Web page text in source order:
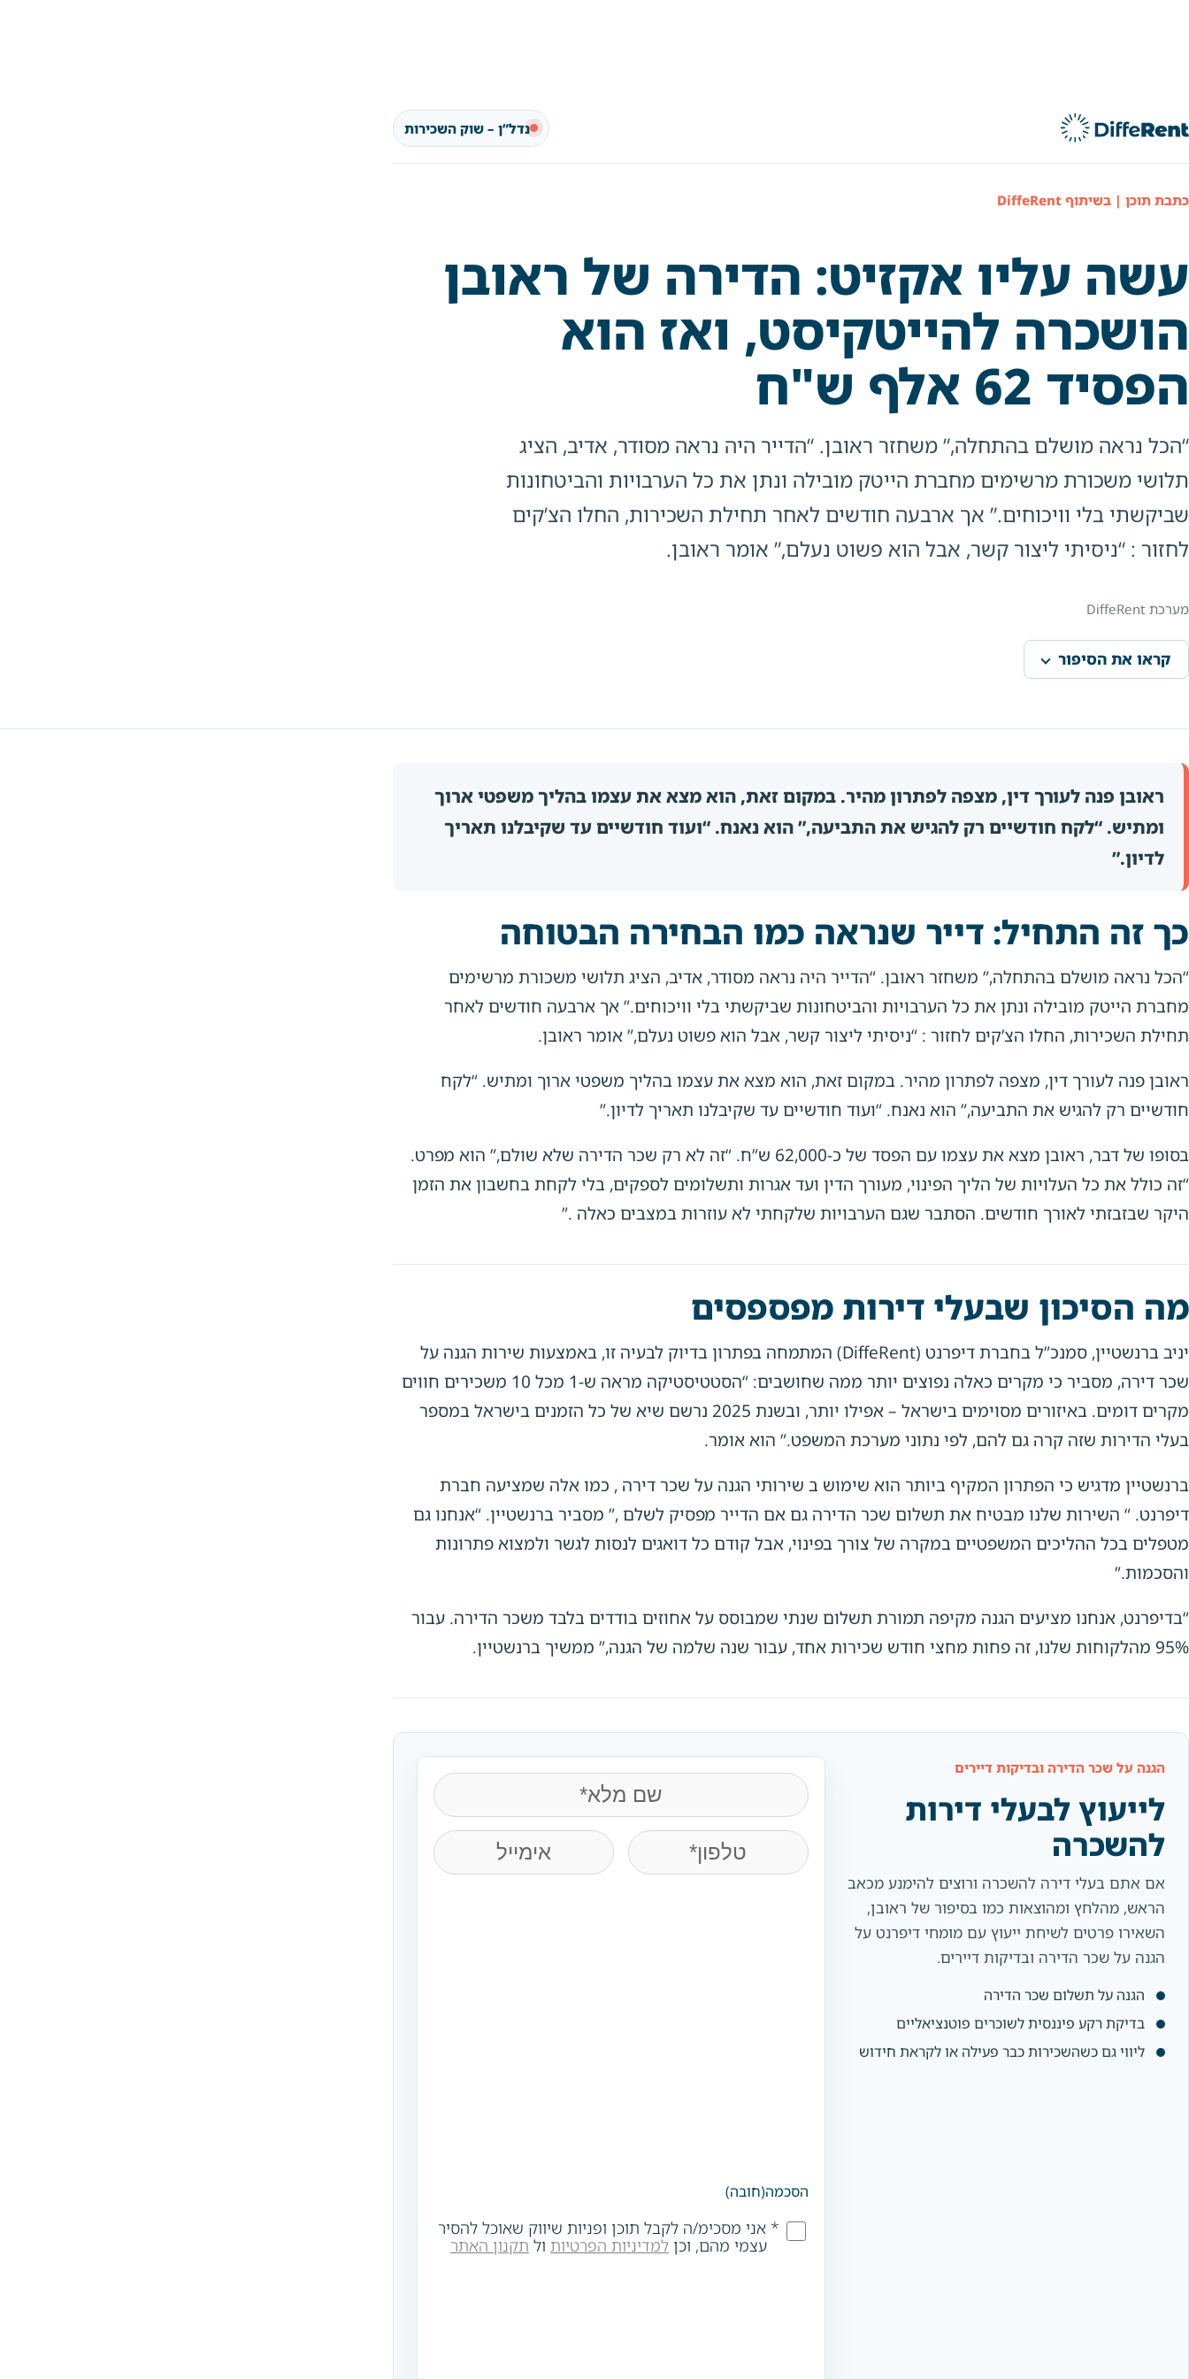
נדל”ן – שוק השכירות
כתבת תוכן | בשיתוף DiffeRent
עשה עליו אקזיט: הדירה של ראובן
הושכרה להייטקיסט, ואז הוא
הפסיד 62 אלף ש"ח
“הכל נראה מושלם בהתחלה,” משחזר ראובן. “הדייר היה נראה מסודר, אדיב, הציג
תלושי משכורת מרשימים מחברת הייטק מובילה ונתן את כל הערבויות והביטחונות
שביקשתי בלי וויכוחים.” אך ארבעה חודשים לאחר תחילת השכירות, החלו הצ’קים
לחזור : “ניסיתי ליצור קשר, אבל הוא פשוט נעלם,” אומר ראובן.
מערכת DiffeRent
קראו את הסיפור
ראובן פנה לעורך דין, מצפה לפתרון מהיר. במקום זאת, הוא מצא את עצמו בהליך משפטי ארוך
ומתיש. “לקח חודשיים רק להגיש את התביעה,” הוא נאנח. “ועוד חודשיים עד שקיבלנו תאריך
לדיון.”
כך זה התחיל: דייר שנראה כמו הבחירה הבטוחה
“הכל נראה מושלם בהתחלה,” משחזר ראובן. “הדייר היה נראה מסודר, אדיב, הציג תלושי משכורת מרשימים
מחברת הייטק מובילה ונתן את כל הערבויות והביטחונות שביקשתי בלי וויכוחים.” אך ארבעה חודשים לאחר
תחילת השכירות, החלו הצ’קים לחזור : “ניסיתי ליצור קשר, אבל הוא פשוט נעלם,” אומר ראובן.
ראובן פנה לעורך דין, מצפה לפתרון מהיר. במקום זאת, הוא מצא את עצמו בהליך משפטי ארוך ומתיש. “לקח
חודשיים רק להגיש את התביעה,” הוא נאנח. “ועוד חודשיים עד שקיבלנו תאריך לדיון.”
בסופו של דבר, ראובן מצא את עצמו עם הפסד של כ-62,000 ש”ח. “זה לא רק שכר הדירה שלא שולם,” הוא מפרט.
“זה כולל את כל העלויות של הליך הפינוי, מעורך הדין ועד אגרות ותשלומים לספקים, בלי לקחת בחשבון את הזמן
היקר שבזבזתי לאורך חודשים. הסתבר שגם הערבויות שלקחתי לא עוזרות במצבים כאלה .”
מה הסיכון שבעלי דירות מפספסים
יניב ברנשטיין, סמנכ”ל בחברת דיפרנט (DiffeRent) המתמחה בפתרון בדיוק לבעיה זו, באמצעות שירות הגנה על
שכר דירה, מסביר כי מקרים כאלה נפוצים יותר ממה שחושבים: “הסטטיסטיקה מראה ש-1 מכל 10 משכירים חווים
מקרים דומים. באיזורים מסוימים בישראל – אפילו יותר, ובשנת 2025 נרשם שיא של כל הזמנים בישראל במספר
בעלי הדירות שזה קרה גם להם, לפי נתוני מערכת המשפט.” הוא אומר.
ברנשטיין מדגיש כי הפתרון המקיף ביותר הוא שימוש ב שירותי הגנה על שכר דירה , כמו אלה שמציעה חברת
דיפרנט. “ השירות שלנו מבטיח את תשלום שכר הדירה גם אם הדייר מפסיק לשלם ,” מסביר ברנשטיין. “אנחנו גם
מטפלים בכל ההליכים המשפטיים במקרה של צורך בפינוי, אבל קודם כל דואגים לנסות לגשר ולמצוא פתרונות
והסכמות.”
“בדיפרנט, אנחנו מציעים הגנה מקיפה תמורת תשלום שנתי שמבוסס על אחוזים בודדים בלבד משכר הדירה. עבור
95% מהלקוחות שלנו, זה פחות מחצי חודש שכירות אחד, עבור שנה שלמה של הגנה,” ממשיך ברנשטיין.
הגנה על שכר הדירה ובדיקות דיירים
לייעוץ לבעלי דירות
להשכרה
אם אתם בעלי דירה להשכרה ורוצים להימנע מכאב
הראש, מהלחץ ומהוצאות כמו בסיפור של ראובן,
השאירו פרטים לשיחת ייעוץ עם מומחי דיפרנט על
הגנה על שכר הדירה ובדיקות דיירים.
הגנה על תשלום שכר הדירה
בדיקת רקע פיננסית לשוכרים פוטנציאליים
ליווי גם כשהשכירות כבר פעילה או לקראת חידוש
name
Phone
Email
הסכמה(חובה)
* אני מסכימ/ה לקבל תוכן ופניות שיווק שאוכל להסיר
עצמי מהם, וכןלמדיניות הפרטיות תקנון האתר